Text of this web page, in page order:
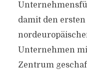
damit den
Unternehmen
Zentrum